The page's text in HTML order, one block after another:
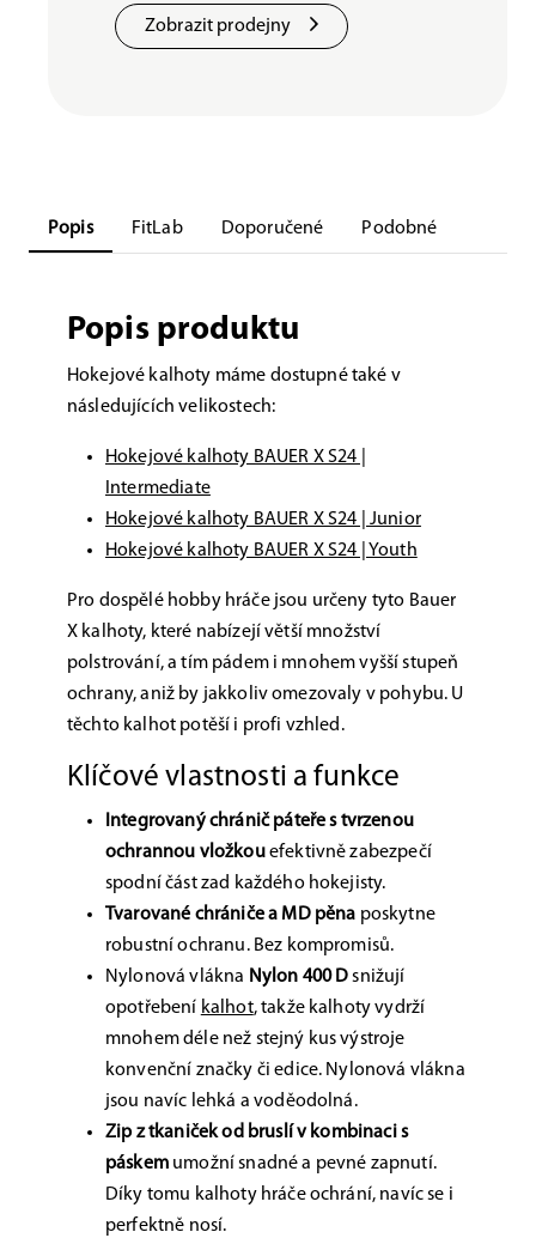
Zobrazit prodejny
Popis FitLab Doporučené Podobné
Popis produktu
Hokejové kalhoty máme dostupné také v
následujících velikostech:
Hokejové kalhoty BAUER X S24 |
Intermediate
Hokejové kalhoty BAUER X S24 | Junior
Hokejové kalhoty BAUER X S24 | Youth
Pro dospělé hobby hráče jsou určeny tyto Bauer
X kalhoty, které nabízejí větší množství
polstrování, a tím pádem i mnohem vyšší stupeň
ochrany, aniž by jakkoliv omezovaly v pohybu. U
těchto kalhot potěší i profi vzhled.
Klíčové vlastnosti a funkce
Integrovaný chránič páteře s tvrzenou
ochrannou vložkouefektivně zabezpečí
spodní část zad každého hokejisty.
Tvarované chrániče a MD pěna poskytne
robustní ochranu. Bez kompromisů.
Nylonová vlákna Nylon 400 Dsnižují
opotřebení kalhot, takže kalhoty vydrží
mnohem déle než stejný kus výstroje
konvenční značky či edice. Nylonová vlákna
jsou navíc lehká a voděodolná.
Zip z tkaniček od bruslí v kombinaci s
páskemumožní snadné a pevné zapnutí.
Díky tomu kalhoty hráče ochrání, navíc se i
perfektně nosí.